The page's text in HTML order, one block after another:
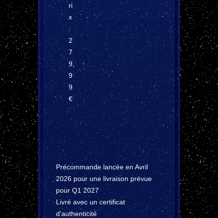
ri
x
:
2
7
9,
9
9
€
Précommande lancée en Avril
2026 pour une livraison prévue
pour Q1 2027
Livré avec un certificat
d'authenticité